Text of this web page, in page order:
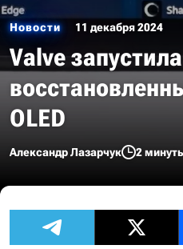
Новости 11 декабря 2024
Valve
OLED
Александр Лазарчук 2